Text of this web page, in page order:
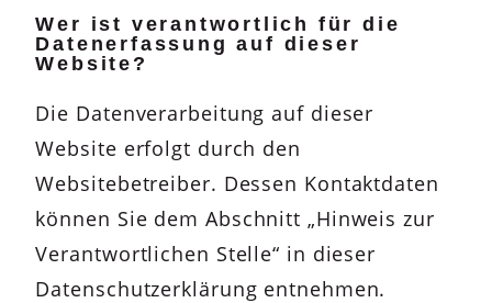
Wer ist verantwortlich für die
Datenerfassung auf dieser
Website?
Die Datenverarbeitung auf dieser
Website erfolgt durch den
Websitebetreiber. Dessen Kontaktdaten
können Sie dem Abschnitt „Hinweis zur
Verantwortlichen Stelle“ in dieser
Datenschutzerklärung entnehmen.